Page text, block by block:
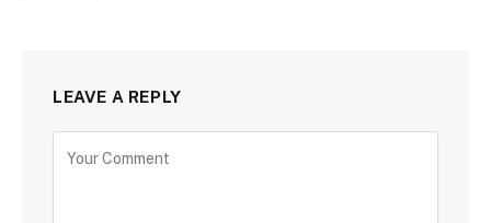
LEAVE A REPLY